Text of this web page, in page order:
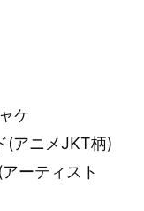
ケ
(アニメJKT柄)
ーティスト